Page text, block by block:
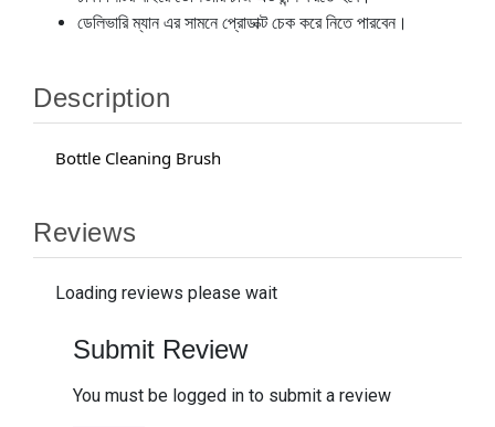
ডেলিভারি ম্যান এর সামনে প্রোডাক্ট চেক করে নিতে পারবেন।
Description
Bottle Cleaning Brush
Reviews
Loading reviews please wait
Submit Review
You must be logged in to submit a review